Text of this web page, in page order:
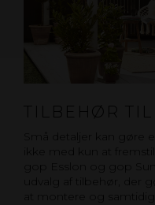
TILBEHØR
Små detaljer kan gøre
ikke med kun at
gop Esslon og gop
udvalg af tilbehør, der
at montere og